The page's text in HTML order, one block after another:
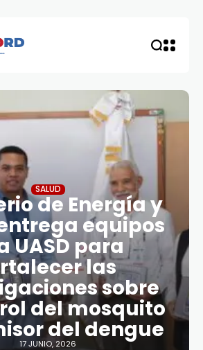
SALUD
de Energía y
equipos
UASD para
las
sobre
del mosquito
del dengue
17 JUNIO, 2026